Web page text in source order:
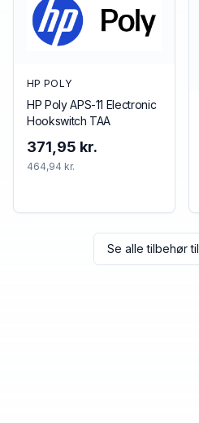
HP POLY
HP Poly APS-11 Electronic
Hookswitch TAA
371,95 kr.
464,94 kr.
Se alle tilbehør til